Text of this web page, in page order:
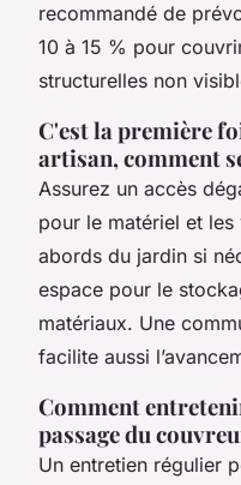
recommandé de
10 à 15 % pour
structurelles non
C'est la première
artisan, comment
Assurez un accès
pour le matériel et
abords du jardin si
espace pour le
matériaux. Une
facilite aussi
Comment
passage du
Un entretien régulier